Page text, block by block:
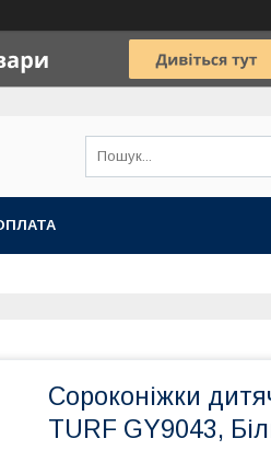
Сороконіжки
TURF GY9043,